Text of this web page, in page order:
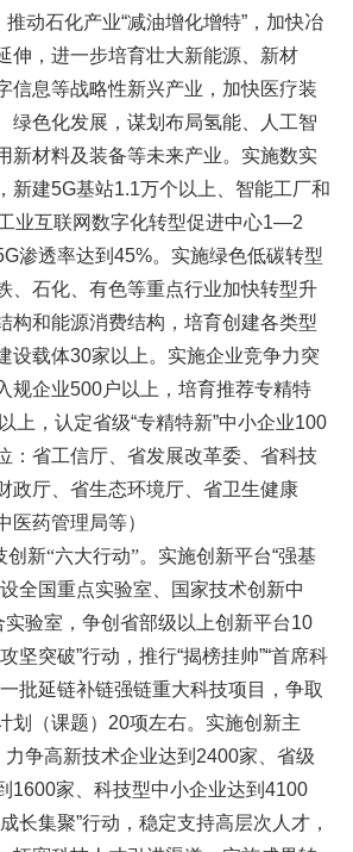
动石化产业“减油增化增特”，加快冶
伸，进一步培育壮大新能源、新材
信息等战略性新兴产业，加快医疗装
绿色化发展，谋划布局氢能、人工智
新材料及装备等未来产业。实施数实
新建5G基站1.1万个以上、智能工厂和
业互联网数字化转型促进中心1—2
渗透率达到45%。实施绿色低碳转型
、石化、有色等重点行业加快转型升
构和能源消费结构，培育创建各类型
设载体30家以上。实施企业竞争力突
规企业500户以上，培育推荐专精特
上，认定省级“专精特新”中小企业100
：省工信厅、省发展改革委、省科技
政厅、省生态环境厅、省卫生健康
医药管理局等）
新“六大行动”。 实施创新平台“强基
全国重点实验室、国家技术创新中
实验室，争创省部级以上创新平台10
坚突破”行动，推行“揭榜挂帅”“首席科
批延链补链强链重大科技项目，争取
划（课题）20项左右。实施创新主
力争高新技术企业达到2400家、省级
1600家、科技型中小企业达到4100
长集聚”行动，稳定支持高层次人才，